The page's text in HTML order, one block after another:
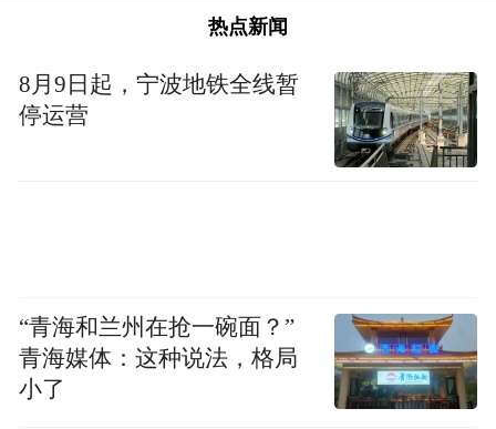
她往那儿一站，活脱脱就是从银幕里走出来
的贵族少女，清冷又抢眼的“金光华丽感”直
热点新闻
8月9日起，宁波地铁全线暂
停运营
“青海和兰州在抢一碗面？”
青海媒体：这种说法，格局
小了